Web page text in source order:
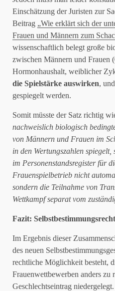
Einschätzung der Juristen zur
Beitrag „Wie erklärt sich der
Frauen und Männern zum
wissenschaftlich belegt große
zwischen Männern und Frauen
Hormonhaushalt, weiblicher
die Spielstärke auswirken,
gespiegelt werden.
Somit müsste der Satz richtig
nachweislich biologisch
von Männern und Frauen im
in den Wertungszahlen
im Personenstandsregister für
Frauenspielbetrieb nicht
sondern die Teilnahme von
Wettkampf separat vom
Fazit:
Im Ergebnis dieser
des neuen
rechtliche Möglichkeit besteht,
Frauenwettbewerben anders zu
Geschlechtseintrag